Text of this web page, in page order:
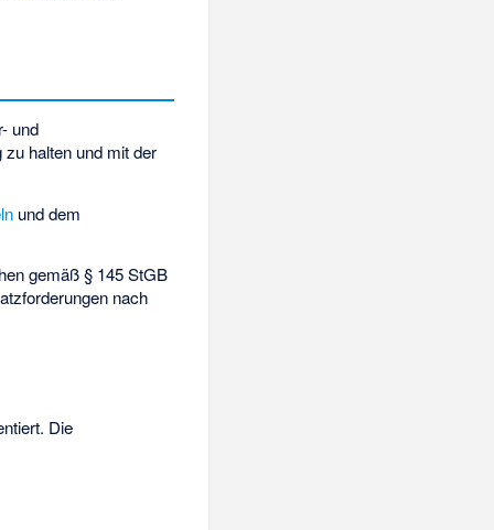
und
halten und mit der
und dem
gemäß § 145 StGB
nach
Die